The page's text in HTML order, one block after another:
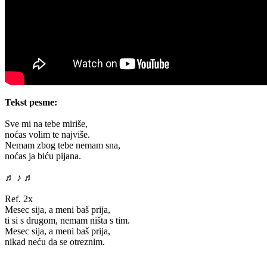
Tekst pesme:
Sve mi na tebe miriše,
noćas volim te najviše.
Nemam zbog tebe nemam sna,
noćas ja biću pijana.
♬ ♪ ♬
Ref. 2x
Mesec sija, a meni baš prija,
ti si s drugom, nemam ništa s tim.
Mesec sija, a meni baš prija,
nikad neću da se otreznim.